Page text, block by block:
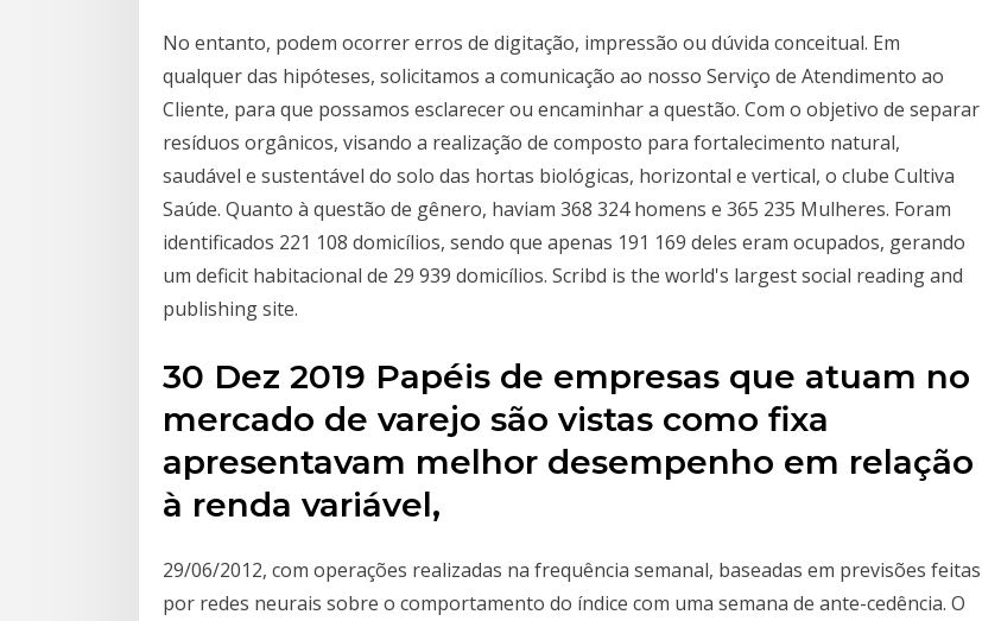
No entanto, podem ocorrer erros de digitação, impressão ou dúvida conceitual. Em
qualquer das hipóteses, solicitamos a comunicação ao nosso Serviço de Atendimento ao
Cliente, para que possamos esclarecer ou encaminhar a questão. Com o objetivo de separar
resíduos orgânicos, visando a realização de composto para fortalecimento natural,
saudável e sustentável do solo das hortas biológicas, horizontal e vertical, o clube Cultiva
Saúde. Quanto à questão de gênero, haviam 368 324 homens e 365 235 Mulheres. Foram
identificados 221 108 domicílios, sendo que apenas 191 169 deles eram ocupados, gerando
um deficit habitacional de 29 939 domicílios. Scribd is the world's largest social reading and
publishing site.
30 Dez 2019 Papéis de empresas que atuam no
mercado de varejo são vistas como fixa
apresentavam melhor desempenho em relação
à renda variável,
29/06/2012, com operações realizadas na frequência semanal, baseadas em previsões feitas
por redes neurais sobre o comportamento do índice com uma semana de ante-cedência. O